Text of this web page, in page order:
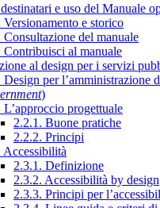
e uso del Manuale
Versionamento e storico
Consultazione del manuale
Contribuisci al manuale
al design per i servizi
Design per l’amministrazione
)
L’approccio progettuale
2.2.1. Buone pratiche
2.2.2. Principi
Accessibilità
2.3.1. Definizione
2.3.2. Accessibilità by design
2.3.3. Principi per